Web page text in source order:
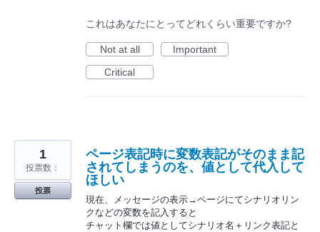
これはあなたにとってどれくらい重要ですか?
Not at all
Important
Critical
ページ表記時に変数表記がそのまま記
されてしまうのを、値として代入して
ほしい
現在、メッセージの表示→ページにてシナリオリン
クなどの変数を記入すると
チャット欄では値としてシナリオ名＋リンク表記と
1
投票数：
投票